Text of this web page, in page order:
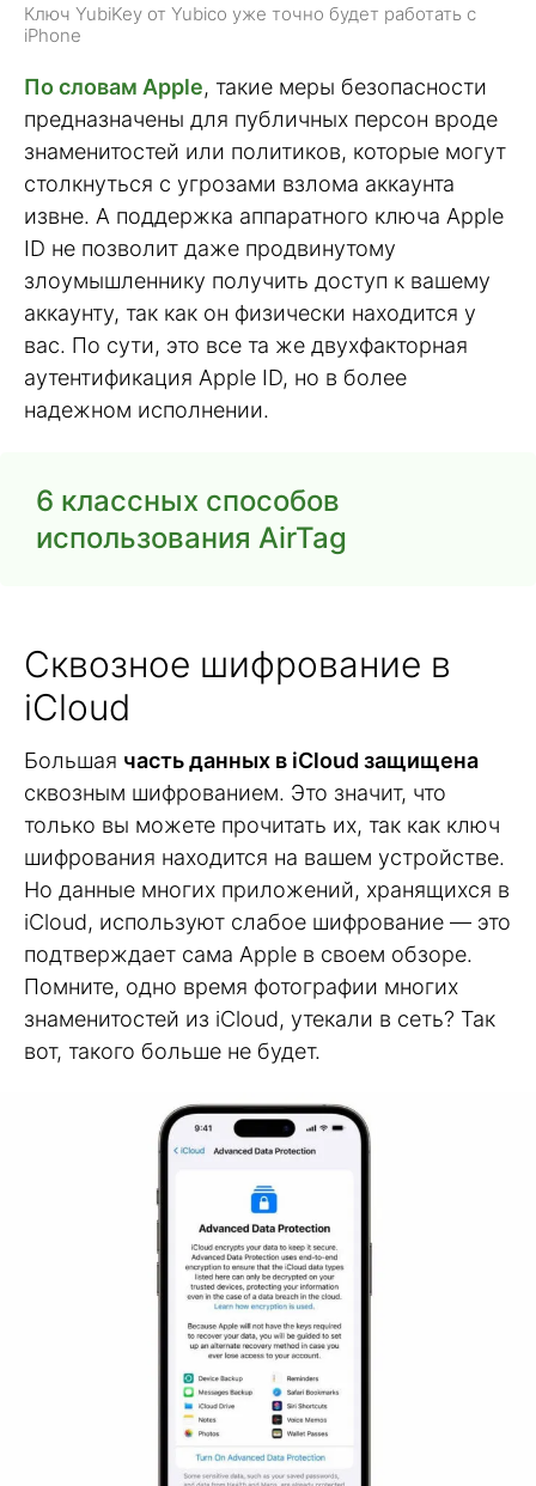
Ключ YubiKey от Yubico уже точно будет работать с
iPhone
По словам Apple, такие меры безопасности
предназначены для публичных персон вроде
знаменитостей или политиков, которые могут
столкнуться с угрозами взлома аккаунта
извне. А поддержка аппаратного ключа Apple
ID не позволит даже продвинутому
злоумышленнику получить доступ к вашему
аккаунту, так как он физически находится у
вас. По сути, это все та же двухфакторная
аутентификация Apple ID, но в более
надежном исполнении.
6 классных способов
использования AirTag
Сквозное шифрование в
iCloud
Большая часть данных в iCloud защищена
сквозным шифрованием. Это значит, что
только вы можете прочитать их, так как ключ
шифрования находится на вашем устройстве.
Но данные многих приложений, хранящихся в
iCloud, используют слабое шифрование — это
подтверждает сама Apple в своем обзоре.
Помните, одно время фотографии многих
знаменитостей из iCloud, утекали в сеть? Так
вот, такого больше не будет.